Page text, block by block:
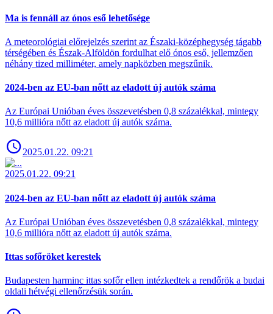
Ma is fennáll az ónos eső lehetősége
A meteorológiai előrejelzés szerint az Északi-középhegység tágabb
térségében és Észak-Alföldön fordulhat elő ónos eső, jellemzően
néhány tized milliméter, amely napközben megszűnik.
2024-ben az EU-ban nőtt az eladott új autók száma
Az Európai Unióban éves összevetésben 0,8 százalékkal, mintegy
10,6 millióra nőtt az eladott új autók száma.
2025.01.22. 09:21
2025.01.22. 09:21
2024-ben az EU-ban nőtt az eladott új autók száma
Az Európai Unióban éves összevetésben 0,8 százalékkal, mintegy
10,6 millióra nőtt az eladott új autók száma.
Ittas sofőröket kerestek
Budapesten harminc ittas sofőr ellen intézkedtek a rendőrök a budai
oldali hétvégi ellenőrzésük során.